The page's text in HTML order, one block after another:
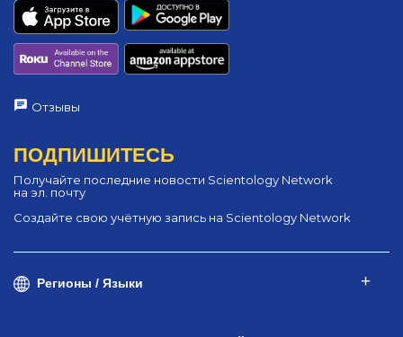
Отзывы
ПОДПИШИТЕСЬ
Получайте последние новости Scientology Network
на эл. почту
Создайте свою учётную запись на Scientology Network
Регионы / Языки